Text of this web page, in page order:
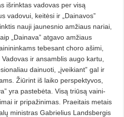
išrinktas vadovas per visą
vado­vui, keitėsi ir „Dainavos”
nauji jaunesnio amžiaus nariai,
„Dainava” atgavo am­žiaus
tebesant choro ašimi,
ir an­samblis augo kartu,
dainuoti, „įvei­kiant” gal ir
Žiūrint iš laiko perspektyvos,
yra pastebėta. Visą triūsą vai­ni­
ir pripažinimas. Praeitais metais
ministras Gabrielius Landsbergis